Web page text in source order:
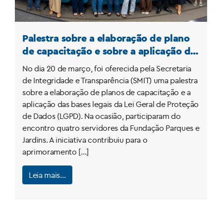
Palestra sobre a elaboração de plano
de capacitação e sobre a aplicação das
bases legais da LGPD
No dia 20 de março, foi oferecida pela Secretaria
de Integridade e Transparência (SMIT) uma palestra
sobre a elaboração de planos de capacitação e a
aplicação das bases legais da Lei Geral de Proteção
de Dados (LGPD). Na ocasião, participaram do
encontro quatro servidores da Fundação Parques e
Jardins. A iniciativa contribuiu para o
aprimoramento […]
Leia mais…